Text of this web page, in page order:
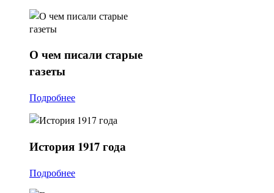
О чем писали старые
газеты
Подробнее
История 1917 года
Подробнее